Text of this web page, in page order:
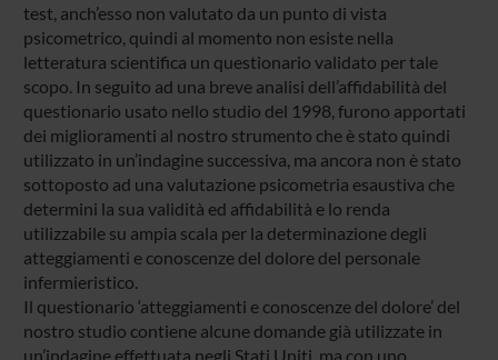
test, anch’esso non valutato da un punto di vista
psicometrico, quindi al momento non esiste nella
letteratura scientifica un questionario validato per tale
scopo. In seguito ad una breve analisi dell’affidabilità del
questionario usato nello studio del 1998, furono apportati
dei miglioramenti al nostro strumento che è stato quindi
utilizzato in un’indagine successiva, ma ancora non è stato
sottoposto ad una valutazione psicometria esaustiva che
determini la sua validità ed affidabilità e lo renda
utilizzabile su ampia scala per la determinazione degli
atteggiamenti e conoscenze del dolore del personale
infermieristico.
Il questionario ‘atteggiamenti e conoscenze del dolore’ del
nostro studio contiene alcune domande già utilizzate in
un’indagine effettuata negli Stati Uniti, ma con uno